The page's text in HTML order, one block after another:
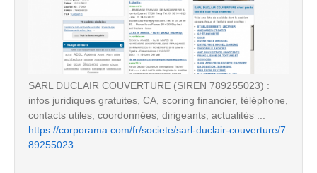
SARL DUCLAIR COUVERTURE (SIREN 789255023) :
infos juridiques gratuites, CA, scoring financier, téléphone,
contacts utiles, coordonnées, dirigeants, actualités ...
https://corporama.com/fr/societe/sarl-duclair-couverture/7
89255023